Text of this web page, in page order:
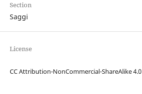
Section
Saggi
License
CC Attribution-NonCommercial-ShareAlike 4.0